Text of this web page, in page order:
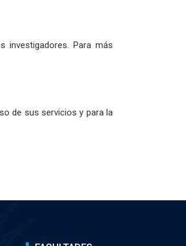
investigadores. Para más
de sus servicios y para la